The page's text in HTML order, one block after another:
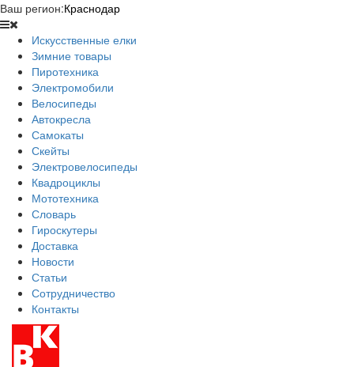
Ваш регион:Краснодар
Искусственные елки
Зимние товары
Пиротехника
Электромобили
Велосипеды
Автокресла
Самокаты
Скейты
Электровелосипеды
Квадроциклы
Мототехника
Словарь
Гироскутеры
Доставка
Новости
Статьи
Сотрудничество
Контакты